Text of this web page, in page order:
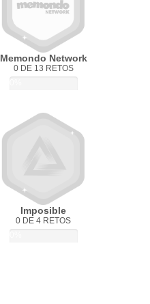
Memondo Network
0 DE 13 RETOS
Imposible
0 DE 4 RETOS